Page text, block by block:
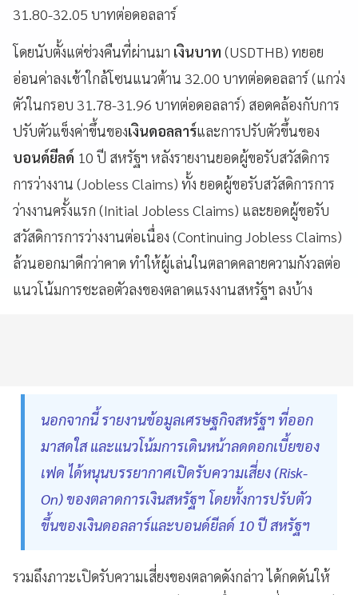
31.80-32.05 บาทต่อดอลลาร์
โดยนับตั้งแต่ช่วงคืนที่ผ่านมา เงินบาท (USDTHB) ทยอย
อ่อนค่าลงเข้าใกล้โซนแนวต้าน 32.00 บาทต่อดอลลาร์ (แกว่ง
ตัวในกรอบ 31.78-31.96 บาทต่อดอลลาร์) สอดคล้องกับการ
ปรับตัวแข็งค่าขึ้นของเงินดอลลาร์และการปรับตัวขึ้นของ
บอนด์ยีลด์ 10 ปี สหรัฐฯ หลังรายงานยอดผู้ขอรับสวัสดิการ
การว่างงาน (Jobless Claims) ทั้ง ยอดผู้ขอรับสวัสดิการการ
ว่างงานครั้งแรก (Initial Jobless Claims) และยอดผู้ขอรับ
สวัสดิการการว่างงานต่อเนื่อง (Continuing Jobless Claims)
ล้วนออกมาดีกว่าคาด ทำให้ผู้เล่นในตลาดคลายความกังวลต่อ
แนวโน้มการชะลอตัวลงของตลาดแรงงานสหรัฐฯ ลงบ้าง
นอกจากนี้ รายงานข้อมูลเศรษฐกิจสหรัฐฯ ที่ออก
มาสดใส และแนวโน้มการเดินหน้าลดดอกเบี้ยของ
เฟด ได้หนุนบรรยากาศเปิดรับความเสี่ยง (Risk-
On) ของตลาดการเงินสหรัฐฯ โดยทั้งการปรับตัว
ขึ้นของเงินดอลลาร์และบอนด์ยีลด์ 10 ปี สหรัฐฯ
รวมถึงภาวะเปิดรับความเสี่ยงของตลาดดังกล่าว ได้กดดันให้